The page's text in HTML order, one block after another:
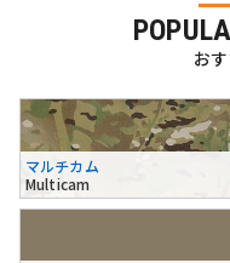
お
マルチカム
Multicam